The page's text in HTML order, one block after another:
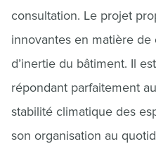
consultation. Le projet
innovantes en matière
d’inertie du bâtiment. Il
répondant parfaitement
stabilité climatique des
son organisation au